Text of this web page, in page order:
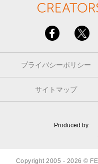
プライバシーポリシー
サイトマップ
Produced by
Copyright 2005 - 2026 ©